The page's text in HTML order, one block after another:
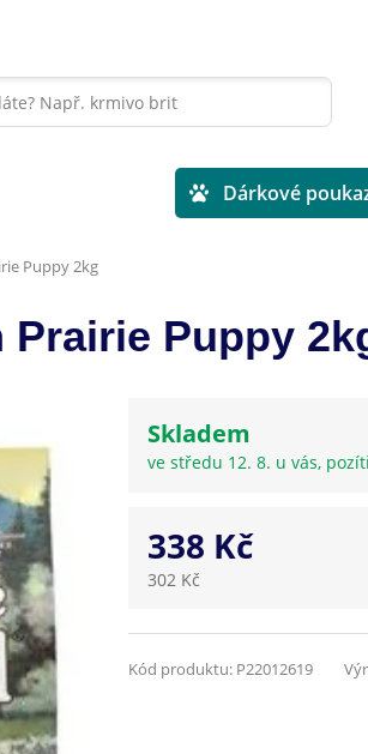
Dárkové
Puppy 2kg
Prairie Puppy
Skladem
ve středu 12. 8. u vás,
338 Kč
302 Kč
Kód produktu: P22012619